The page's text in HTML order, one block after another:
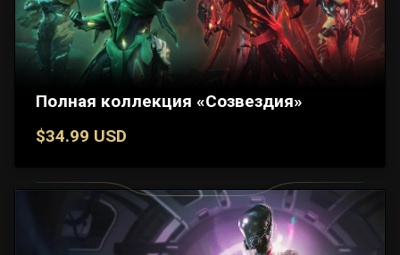
Полная коллекция «Созвездия»
$34.99 USD